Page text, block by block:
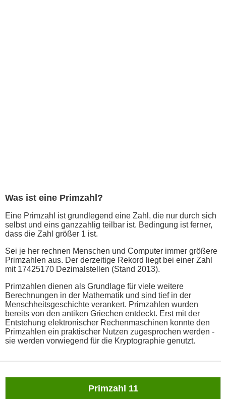
Was ist eine Primzahl?
Eine Primzahl ist grundlegend eine Zahl, die nur durch sich
selbst und eins ganzzahlig teilbar ist. Bedingung ist ferner,
dass die Zahl größer 1 ist.
Sei je her rechnen Menschen und Computer immer größere
Primzahlen aus. Der derzeitige Rekord liegt bei einer Zahl
mit 17425170 Dezimalstellen (Stand 2013).
Primzahlen dienen als Grundlage für viele weitere
Berechnungen in der Mathematik und sind tief in der
Menschheitsgeschichte verankert. Primzahlen wurden
bereits von den antiken Griechen entdeckt. Erst mit der
Entstehung elektronischer Rechenmaschinen konnte den
Primzahlen ein praktischer Nutzen zugesprochen werden -
sie werden vorwiegend für die Kryptographie genutzt.
Primzahl 11